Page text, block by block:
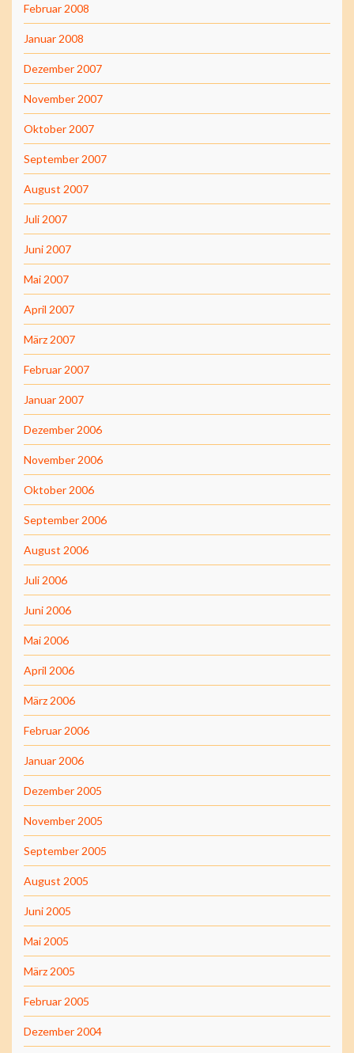
Februar 2008
Januar 2008
Dezember 2007
November 2007
Oktober 2007
September 2007
August 2007
Juli 2007
Juni 2007
Mai 2007
April 2007
März 2007
Februar 2007
Januar 2007
Dezember 2006
November 2006
Oktober 2006
September 2006
August 2006
Juli 2006
Juni 2006
Mai 2006
April 2006
März 2006
Februar 2006
Januar 2006
Dezember 2005
November 2005
September 2005
August 2005
Juni 2005
Mai 2005
März 2005
Februar 2005
Dezember 2004